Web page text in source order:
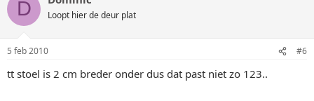
D Loopt hier de deur plat
5 feb 2010 #6
tt stoel is 2 cm breder onder dus dat past niet zo 123..